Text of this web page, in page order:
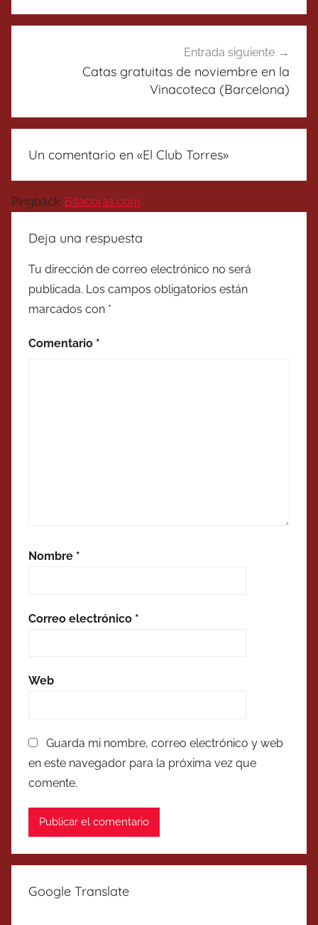
Entrada siguiente
Catas gratuitas de noviembre en la
Vinacoteca (Barcelona)
Un comentario en «El Club Torres»
Pingback: Bitacoras.com
Deja una respuesta
Tu dirección de correo electrónico no será
publicada. Los campos obligatorios están
marcados con *
Comentario *
Nombre *
Correo electrónico *
Web
Guarda mi nombre, correo electrónico y web
en este navegador para la próxima vez que
comente.
Google Translate